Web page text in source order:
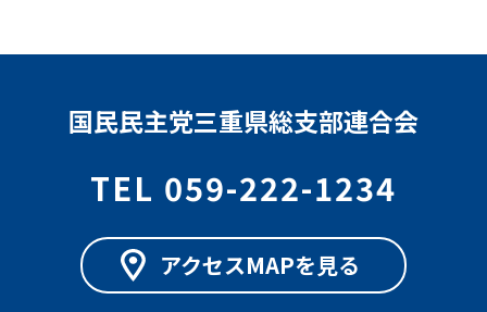
国民民主党三重県総支部連合会
TEL 059-222-1234
アクセスMAPを見る